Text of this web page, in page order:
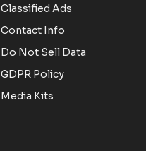
Classified Ads
Contact Info
Do Not Sell Data
GDPR Policy
Media Kits